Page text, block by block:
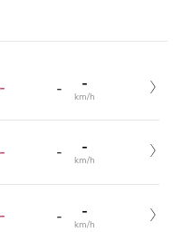
- - -
km/h
- - -
km/h
- - -
km/h